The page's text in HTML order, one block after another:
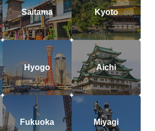
Saitama Kyoto
Hyogo Aichi
Fukuoka Miyagi